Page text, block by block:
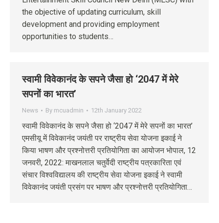
the objective of updating curriculum, skill
development and providing employment
opportunities to students…
स्वामी विवेकानंद के सपने जैसा हो ‘2047 में मेरे
सपनों का भारत’
News By mcuadmin 12th January 2022
स्वामी विवेकानंद के सपने जैसा हो ‘2047 में मेरे सपनों का भारत’
एमसीयू में विवेकानंद जयंती पर राष्ट्रीय सेवा योजना इकाई ने
किया भाषण और प्रश्नोत्तरी प्रतियोगिता का आयोजन भोपाल, 12
जनवरी, 2022: माखनलाल चतुर्वेदी राष्ट्रीय पत्रकारिता एवं
संचार विश्वविद्यालय की राष्ट्रीय सेवा योजना इकाई ने स्वामी
विवेकानंद जयंती प्रसंग पर भाषण और प्रश्नोत्तरी प्रतियोगिता…